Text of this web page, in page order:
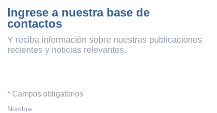
Ingrese a nuestra base de
contactos
Y reciba información sobre nuestras publicaciones
recientes y noticias relevantes.
* Campos obligatorios
Nombre